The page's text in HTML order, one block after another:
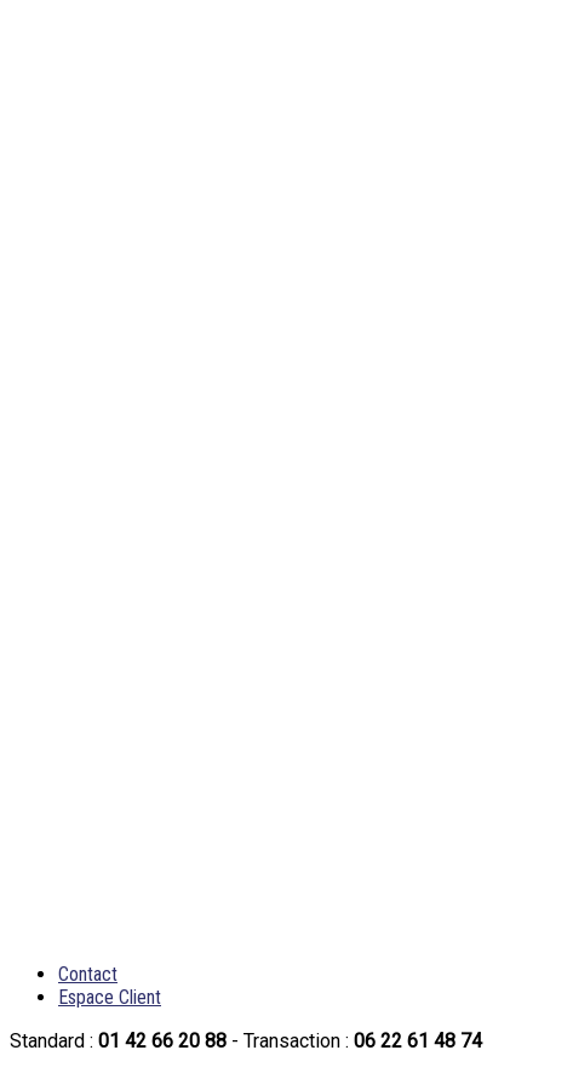
Contact
Espace Client
Standard : 01 42 66 20 88 - Transaction : 06 22 61 48 74